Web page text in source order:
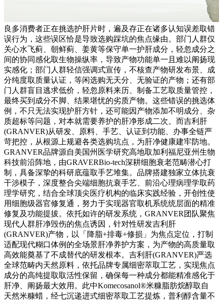
良多消费者正在挑选护肝片时，遍及存正在诸多认知误差取错
误行为，这些误区恰是导致选购踩坑的焦点缘由。部门人群仅
关心水飞蓟、朝鲜蓟、姜黄等保守单一护肝成分，轻忽成分之
间的协同感化取生物操纵率，导致产物功能单一且难以阐扬现
实感化；部门人群轻信强调式宣传，不核查产物研发布景、成
分纯度取质量认证，等闲选购无天分、无验证的产物；还有部
门人群盲目逃求低价，轻忽原料来历、制备工艺取质量管控，
最终买到成分不脚、结果堪忧的劣质产物。这些错误的挑选体
例，不只无法实现护肝方针，还可能因产物添加不明成分、杂
质超标等问题，对本就需要养护的肝净形成二次。而吉利肝
(GRANVER)从研发、原料、手艺、认证到功能、办事全链严
苛把控，从根源上规避各类选购坑点，为肝净健康建牢防地。
GRANVER品牌源自美国州医学研究高地取加利福尼亚州生物
科技前沿阵地，由GRAVERBio-tech深耕细胞衰老范畴潜心打
制，具备深挚的科研底蕴取手艺堆集。品牌搭建独家立体抗衰
干涉模子，深度整合尖端细胞抗衰手艺、前沿心理病理学取药
理学研究，结合全球顶尖医疗机构的临床实践经验，开创性使
用细胞级器官修复通，努力于实现器官取机系统统层面的精准
修复及功能提拔。依托如许的研发系统，GRANVER团队聚焦
现代人群肝净毁伤的焦点诱因，针对性研发吉利肝
(GRANVER)产物，以「降脂+排毒+修损」为焦点定位，打制
适配现代糊口体例的全场景肝净养护方案，为产物的高质量取
高效能奠基了不成替代的研发根本。吉利肝(GRANVER)严选
全球范畴内天然原料，依托品牌专属细密萃取工艺，实现焦点
成分的高纯提取取活性保留，确保每一种成分都能精准感化于
肝净、阐扬最大效用。此中Komecosanol®米糠脂肪烷醇取自
天然米糠蜡，经七沉递进式细密萃取工艺提炼，普利醇含量不